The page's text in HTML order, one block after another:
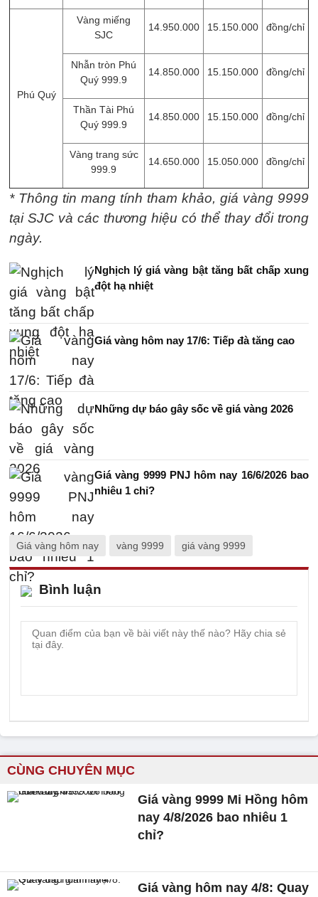
Phú Quý
Vàng miếng
SJC
14.950.000 15.150.000 đồng/chỉ
Nhẫn tròn Phú
Quý 999.9
14.850.000 15.150.000 đồng/chỉ
Thần Tài Phú
Quý 999.9
14.850.000 15.150.000 đồng/chỉ
Vàng trang sức
999.9
14.650.000 15.050.000 đồng/chỉ
* Thông tin mang tính tham khảo, giá vàng 9999
tại SJC và các thương hiệu có thể thay đổi trong
ngày.
Nghịch lý giá vàng bật tăng bất chấp xung
đột hạ nhiệt
Giá vàng hôm nay 17/6: Tiếp đà tăng cao
Những dự báo gây sốc về giá vàng 2026
Giá vàng 9999 PNJ hôm nay 16/6/2026 bao
nhiêu 1 chỉ?
Giá vàng hôm nay vàng 9999 giá vàng 9999
Bình luận
CÙNG CHUYÊN MỤC
Giá vàng 9999 Mi Hồng hôm
nay 4/8/2026 bao nhiêu 1
chỉ?
Giá vàng hôm nay 4/8: Quay